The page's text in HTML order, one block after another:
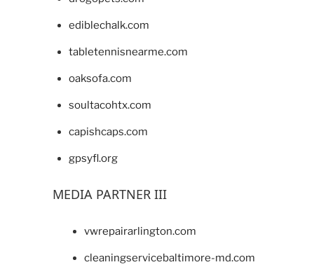
ediblechalk.com
tabletennisnearme.com
oaksofa.com
soultacohtx.com
capishcaps.com
gpsyfl.org
MEDIA PARTNER III
vwrepairarlington.com
cleaningservicebaltimore-md.com